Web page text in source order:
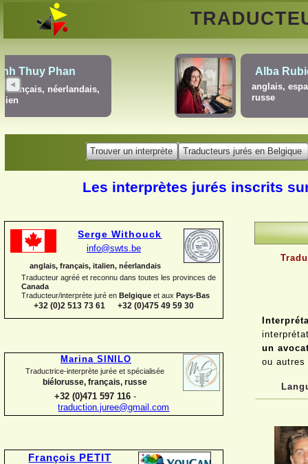
Serge Withouck
info@swts.be
anglais, français, italien, néerlandais
Traducteur agréé et reconnu dans toutes les provinces de
Canada
Traducteur/interprète juré en Belgique et aux Pays-Bas
+32 (0)2 513 73 61 +32 (0)475 49 59 30
Marina SINILO
Traductrice-interprète jurée et spécialisée
biélorusse, français, russe
+32 (0)471 597 116 -
traduction.juree@gmail.com
François PETIT
Gregory Blauwers
français, néerlandais
Trouver un interprète Traducteurs jurés en Belgique
Les interprètes jurés inscrits
un
ou